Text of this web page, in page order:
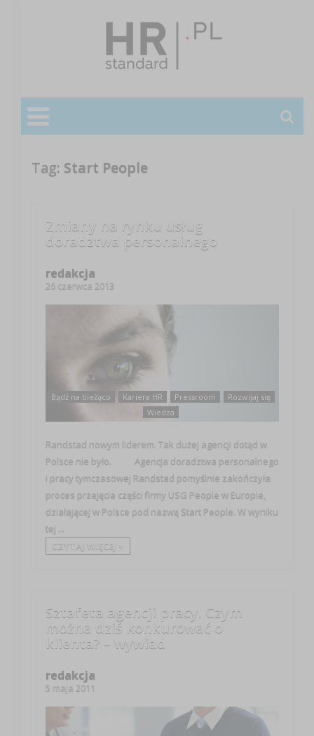
Tag: Start People
Zmiany na rynku usług
doradztwa personalnego
redakcja
26 czerwca 2013
Bądź na bieżąco Kariera HR Pressroom
Rozwijaj się
Wiedza
Randstad nowym liderem. Tak dużej agencji dotąd w
Polsce nie było. Agencja doradztwa personalnego
i pracy tymczasowej Randstad pomyślnie zakończyła
proces przejęcia części firmy USG People w Europie,
działającej w Polsce pod nazwą Start People. W wyniku
tej ...
CZYTAJ WIĘCEJ +
Sztafeta agencji pracy. Czym
można dziś konkurować o
klienta? – wywiad
redakcja
5 maja 2011